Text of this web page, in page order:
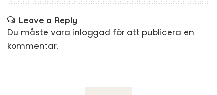
Leave a Reply
Du måste vara inloggad för att publicera en
kommentar.